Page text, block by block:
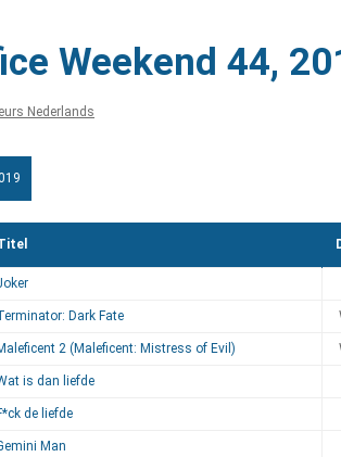
Weekend 44,
Nederlands
Dark Fate
2 (Maleficent: Mistress of Evil)
is dan liefde
de liefde
Man